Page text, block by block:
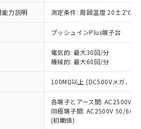
能力説明 測定条件: 周囲温度 20±2℃、
プッシュインPlus端子台
電気的: 最大30回/分
機械的: 最大60回/分
100MΩ以上 (DC500Vメガ、点
各端子とアース間: AC2500V
同極端子間: AC2500V 50/
(初期値)
スは、当社制御機器事業取扱
社在庫状況および標準価格
供させていただくもので
機器事業取扱商品の中には、
スの対象外となる商品もある
了承ください。
および標準価格照会結果は、
EU RoHS指令（10物質）の
の商品で、対応品を出す予
EU RoHS指令（10物質）の
況を調査中または確認中の
係のない商品です。
により、非含有部品として
有品と判明した場合などや
ることがあります。
表
質材料含有率が中国RoHSの
ることを示します。
質材料含有率が中国RoHSの
いることを示します。
です。当社販売部門へお問
これら貴社製品のうち、外国
び外国貿易法に定める商品